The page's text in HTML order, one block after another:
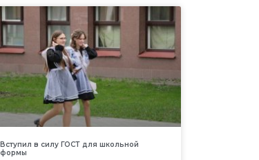
Вступил в силу ГОСТ для школьной
формы